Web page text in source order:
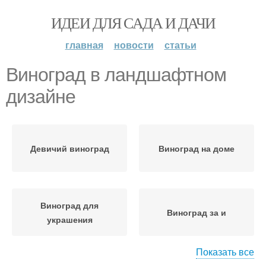
ИДЕИ ДЛЯ САДА И ДАЧИ
главная новости статьи
Виноград в ландшафтном
дизайне
Девичий виноград Виноград на доме
Виноград для
украшения
Виноград за и
Показать все